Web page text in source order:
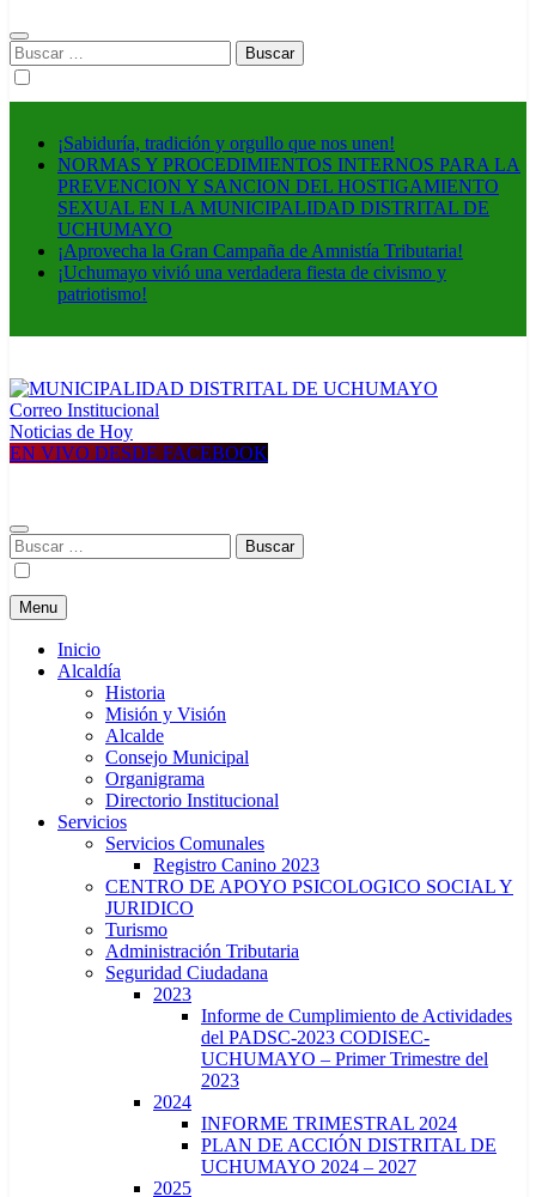
Buscar:
¡Sabiduría, tradición y orgullo que nos unen!
NORMAS Y PROCEDIMIENTOS INTERNOS PARA LA
PREVENCION Y SANCION DEL HOSTIGAMIENTO
SEXUAL EN LA MUNICIPALIDAD DISTRITAL DE
UCHUMAYO
¡Aprovecha la Gran Campaña de Amnistía Tributaria!
¡Uchumayo vivió una verdadera fiesta de civismo y
patriotismo!
MUNICIPALIDAD DISTRITAL DE UCHUMAYO
Construyendo una nueva Historia
Correo Institucional
Noticias de Hoy
EN VIVO DESDE FACEBOOK
Buscar:
Menu
Inicio
Alcaldía
Historia
Misión y Visión
Alcalde
Consejo Municipal
Organigrama
Directorio Institucional
Servicios
Servicios Comunales
Registro Canino 2023
CENTRO DE APOYO PSICOLOGICO SOCIAL Y
JURIDICO
Turismo
Administración Tributaria
Seguridad Ciudadana
2023
Informe de Cumplimiento de Actividades
del PADSC-2023 CODISEC-
UCHUMAYO – Primer Trimestre del
2023
2024
INFORME TRIMESTRAL 2024
PLAN DE ACCIÓN DISTRITAL DE
UCHUMAYO 2024 – 2027
2025